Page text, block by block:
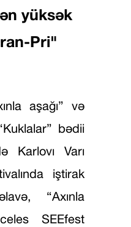
yüksək
Pri"
aşağı” və
bədii
Karlovı Varı
iştirak
“Axınla
SEEfest